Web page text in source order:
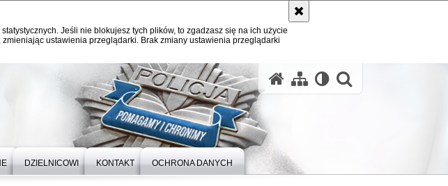
Jeśli nie blokujesz tych plików, to zgadzasz się na ich użycie
ustawienia przeglądarki. Brak zmiany ustawienia przeglądarki
DZIELNICOWI KONTAKT OCHRONA DANYCH